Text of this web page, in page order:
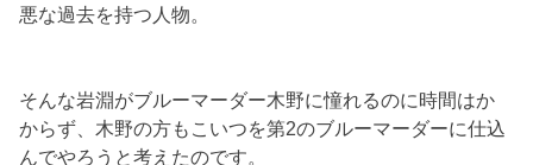
悪な過去を持つ人物。
そんな岩淵がブルーマーダー木野に憧れるのに時間はか
からず、木野の方もこいつを第2のブルーマーダーに仕込
んでやろうと考えたのです。